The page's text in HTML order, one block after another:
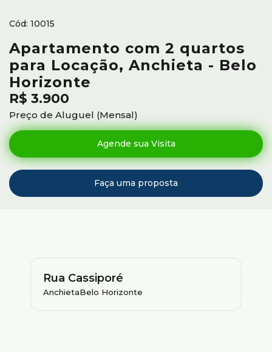
Apartamento com 2 quartos
para Locação, Anchieta - Belo
Horizonte
R$ 3.900
Preço de Aluguel (Mensal)
10015
Rua Cassiporé
AnchietaBelo Horizonte